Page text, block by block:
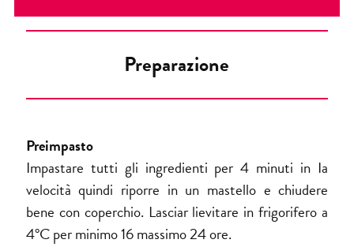
Preparazione
Preimpasto
Impastare tutti gli ingredienti per 4 minuti in Ia
velocità quindi riporre in un mastello e chiudere
bene con coperchio. Lasciar lievitare in frigorifero a
4°C per minimo 16 massimo 24 ore.